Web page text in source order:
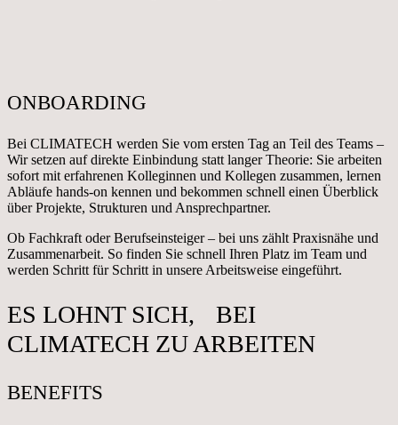
ONBOARDING
Bei CLIMATECH werden Sie vom ersten Tag an Teil des Teams –
Wir setzen auf direkte Einbindung statt langer Theorie: Sie arbeiten
sofort mit erfahrenen Kolleginnen und Kollegen zusammen, lernen
Abläufe hands-on kennen und bekommen schnell einen Überblick
über Projekte, Strukturen und Ansprechpartner.
Ob Fachkraft oder Berufseinsteiger – bei uns zählt Praxisnähe und
Zusammenarbeit. So finden Sie schnell Ihren Platz im Team und
werden Schritt für Schritt in unsere Arbeitsweise eingeführt.
ES LOHNT SICH, BEI
CLIMATECH ZU ARBEITEN
BENEFITS